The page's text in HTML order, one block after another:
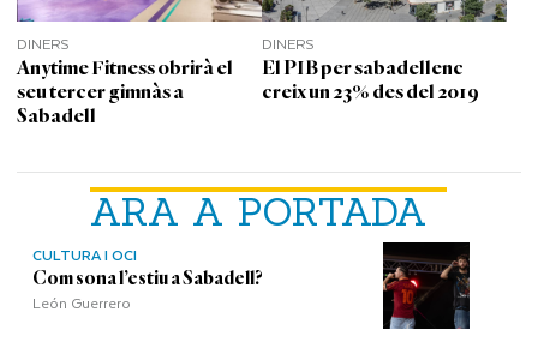
ARA A PORTADA
CULTURA I OCI
Com sona l’estiu a Sabadell?
León Guerrero
DINERS
Anytime Fitness obrirà el
seu tercer gimnàs a
Sabadell
DINERS
El PIB per sabadellenc
creix un 23% des del 2019